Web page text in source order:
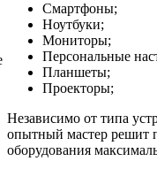
Смартфоны;
Ноутбуки;
Мониторы;
Персональные
Планшеты;
Проекторы;
Независимо от типа
опытный мастер решит
оборудования